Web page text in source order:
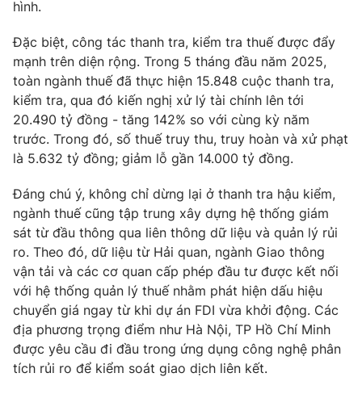
hình.
Đặc biệt, công tác thanh tra, kiểm tra thuế được đẩy
mạnh trên diện rộng. Trong 5 tháng đầu năm 2025,
toàn ngành thuế đã thực hiện 15.848 cuộc thanh tra,
kiểm tra, qua đó kiến nghị xử lý tài chính lên tới
20.490 tỷ đồng - tăng 142% so với cùng kỳ năm
trước. Trong đó, số thuế truy thu, truy hoàn và xử phạt
là 5.632 tỷ đồng; giảm lỗ gần 14.000 tỷ đồng.
Đáng chú ý, không chỉ dừng lại ở thanh tra hậu kiểm,
ngành thuế cũng tập trung xây dựng hệ thống giám
sát từ đầu thông qua liên thông dữ liệu và quản lý rủi
ro. Theo đó, dữ liệu từ Hải quan, ngành Giao thông
vận tải và các cơ quan cấp phép đầu tư được kết nối
với hệ thống quản lý thuế nhằm phát hiện dấu hiệu
chuyển giá ngay từ khi dự án FDI vừa khởi động. Các
địa phương trọng điểm như Hà Nội, TP Hồ Chí Minh
được yêu cầu đi đầu trong ứng dụng công nghệ phân
tích rủi ro để kiểm soát giao dịch liên kết.